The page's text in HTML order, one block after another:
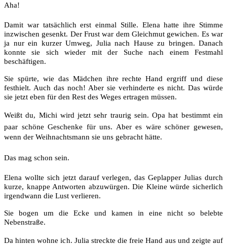
Aha!
Damit war tatsächlich erst einmal Stille. Elena hatte ihre Stimme
inzwischen gesenkt. Der Frust war dem Gleichmut gewichen. Es war
ja nur ein kurzer Umweg, Julia nach Hause zu bringen. Danach
konnte sie sich wieder mit der Suche nach einem Festmahl
beschäftigen.
Sie spürte, wie das Mädchen ihre rechte Hand ergriff und diese
festhielt. Auch das noch! Aber sie verhinderte es nicht. Das würde
sie jetzt eben für den Rest des Weges ertragen müssen.
Weißt du, Michi wird jetzt sehr traurig sein. Opa hat bestimmt ein
paar schöne Geschenke für uns. Aber es wäre schöner gewesen,
wenn der Weihnachtsmann sie uns gebracht hätte.
Das mag schon sein.
Elena wollte sich jetzt darauf verlegen, das Geplapper Julias durch
kurze, knappe Antworten abzuwürgen. Die Kleine würde sicherlich
irgendwann die Lust verlieren.
Sie bogen um die Ecke und kamen in eine nicht so belebte
Nebenstraße.
Da hinten wohne ich. Julia streckte die freie Hand aus und zeigte auf